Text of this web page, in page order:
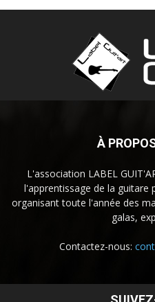
À
L'association LABEL
l'apprentissage de la guitare
organisant toute l'année des
galas,
Contactez-nous: